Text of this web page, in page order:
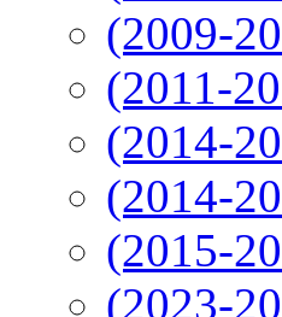
(2009-
(2011-
(2014-
(2014-
(2015-
(2023-